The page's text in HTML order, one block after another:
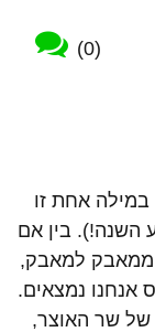
(0)
את שנת 2023 עד כה במילה אחת זו
השנה!). בין אם
ממאבק למאבק,
אנחנו נמצאים.
שר האוצר,